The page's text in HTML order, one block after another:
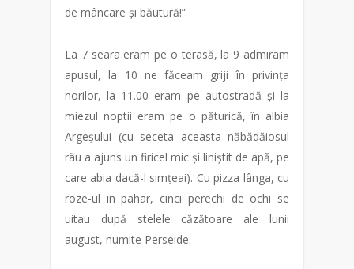
de mâncare și băutură!”
La 7 seara eram pe o terasă, la 9 admiram
apusul, la 10 ne făceam griji în privința
norilor, la 11.00 eram pe autostradă și la
miezul noptii eram pe o păturică, în albia
Argeșului (cu seceta aceasta năbădăiosul
râu a ajuns un firicel mic și liniștit de apă, pe
care abia dacă-l simțeai). Cu pizza lânga, cu
roze-ul in pahar, cinci perechi de ochi se
uitau după stelele căzătoare ale lunii
august, numite Perseide.